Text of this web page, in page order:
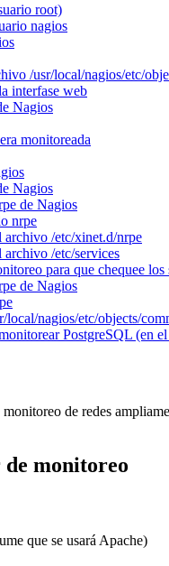
root)
nagios
/usr/local/nagios/etc/
interfase web
Nagios
monitoreada
Nagios
de Nagios
nrpe
/etc/xinet.d/nrpe
/etc/services
para que chequee
de Nagios
local/nagios/etc/objects/
PostgreSQL (en
monitoreo de redes
monitoreo
que se usará Apache)